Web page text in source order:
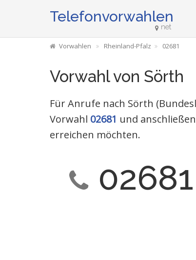
Telefonvorwahlen
net
Vorwahlen Rheinland-Pfalz 02681
Vorwahl von Sörth
Für Anrufe nach Sörth
Vorwahl 02681 und
erreichen möchten.
02681